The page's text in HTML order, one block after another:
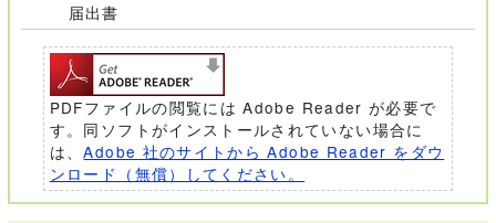
届出書
PDFファイルの閲覧には Adobe Reader が必要で
す。同ソフトがインストールされていない場合に
は、Adobe 社のサイトから Adobe Reader をダウ
ンロード（無償）してください。